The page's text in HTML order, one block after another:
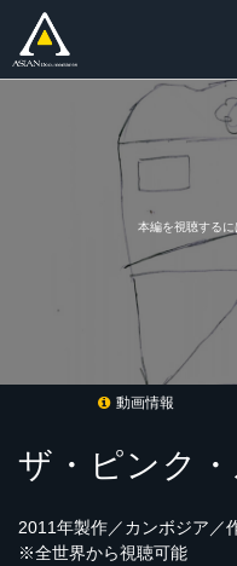
本編を視聴する
動画情報
ザ・ピンク
2011年製作／カンボジア／
※全世界から視聴可能